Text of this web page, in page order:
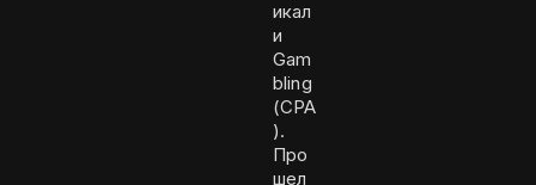
икал
и
Gam
bling
(CPA
).
Про
шел